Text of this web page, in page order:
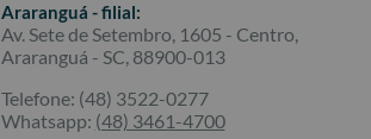
Araranguá - filial:
Av. Sete de Setembro, 1605 - Centro,
Araranguá - SC, 88900-013
Telefone: (48) 3522-0277
Whatsapp: (48) 3461-4700